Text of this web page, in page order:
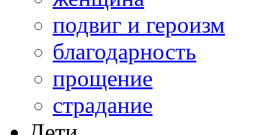
подвиг и героизм
благодарность
прощение
страдание